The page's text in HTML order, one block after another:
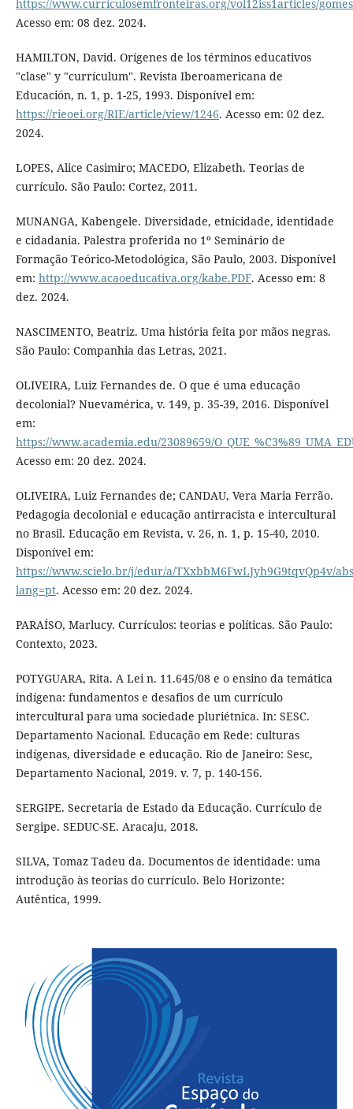
https://www.curriculosemfronteiras.org/vol12iss1articles/
Acesso em: 08 dez. 2024.
HAMILTON, David. Orígenes de los términos educativos
"clase" y "currículum". Revista Iberoamericana de
Educación, n. 1, p. 1-25, 1993. Disponível em:
https://rieoei.org/RIE/article/view/1246. Acesso em: 02 dez.
2024.
LOPES, Alice Casimiro; MACEDO, Elizabeth. Teorias de
currículo. São Paulo: Cortez, 2011.
MUNANGA, Kabengele. Diversidade, etnicidade, identidade
e cidadania. Palestra proferida no 1º Seminário de
Formação Teórico-Metodológica, São Paulo, 2003. Disponível
em: http://www.acaoeducativa.org/kabe.PDF. Acesso em: 8
dez. 2024.
NASCIMENTO, Beatriz. Uma história feita por mãos negras.
São Paulo: Companhia das Letras, 2021.
OLIVEIRA, Luiz Fernandes de. O que é uma educação
decolonial? Nuevamérica, v. 149, p. 35-39, 2016. Disponível
em:
https://www.academia.edu/23089659/
Acesso em: 20 dez. 2024.
OLIVEIRA, Luiz Fernandes de; CANDAU, Vera Maria Ferrão.
Pedagogia decolonial e educação antirracista e intercultural
no Brasil. Educação em Revista, v. 26, n. 1, p. 15-40, 2010.
Disponível em:
https://www.scielo.br/j/edur/a/TXxbbM6FwLJyh9G9tqvQp4v/
lang=pt. Acesso em: 20 dez. 2024.
PARAÍSO, Marlucy. Currículos: teorias e políticas. São Paulo:
Contexto, 2023.
POTYGUARA, Rita. A Lei n. 11.645/08 e o ensino da temática
indígena: fundamentos e desafios de um currículo
intercultural para uma sociedade pluriétnica. In: SESC.
Departamento Nacional. Educação em Rede: culturas
indígenas, diversidade e educação. Rio de Janeiro: Sesc,
Departamento Nacional, 2019. v. 7, p. 140-156.
SERGIPE. Secretaria de Estado da Educação. Currículo de
Sergipe. SEDUC-SE. Aracaju, 2018.
SILVA, Tomaz Tadeu da. Documentos de identidade: uma
introdução às teorias do currículo. Belo Horizonte:
Autêntica, 1999.